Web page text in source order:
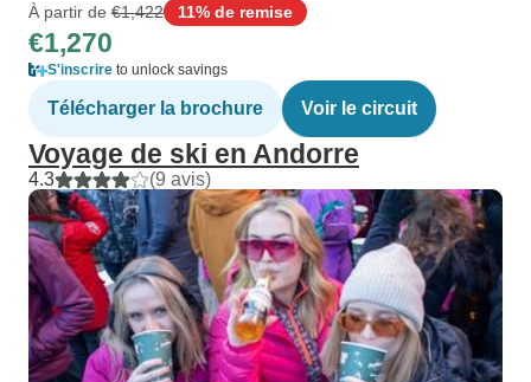
À partir de €1,422 11% de remise
€1,270
S'inscrire to unlock savings
Télécharger la brochure Voir le circuit
Voyage de ski en Andorre
4.3 (9 avis)